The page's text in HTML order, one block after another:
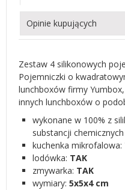
Opinie kupujących
Zestaw 4 silikonowych
Pojemniczki o
lunchboxów firmy
innych lunchboxów o
wykonane w 100% z
substancji chemicznych
kuchenka mikrofalowa:
lodówka: TAK
zmywarka: TAK
wymiary: 5x5x4 cm